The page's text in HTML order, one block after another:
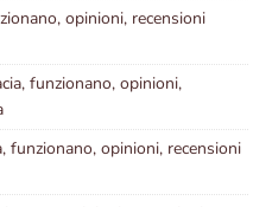
opinioni, recensioni
funzionano, opinioni,
funzionano, opinioni, recensioni